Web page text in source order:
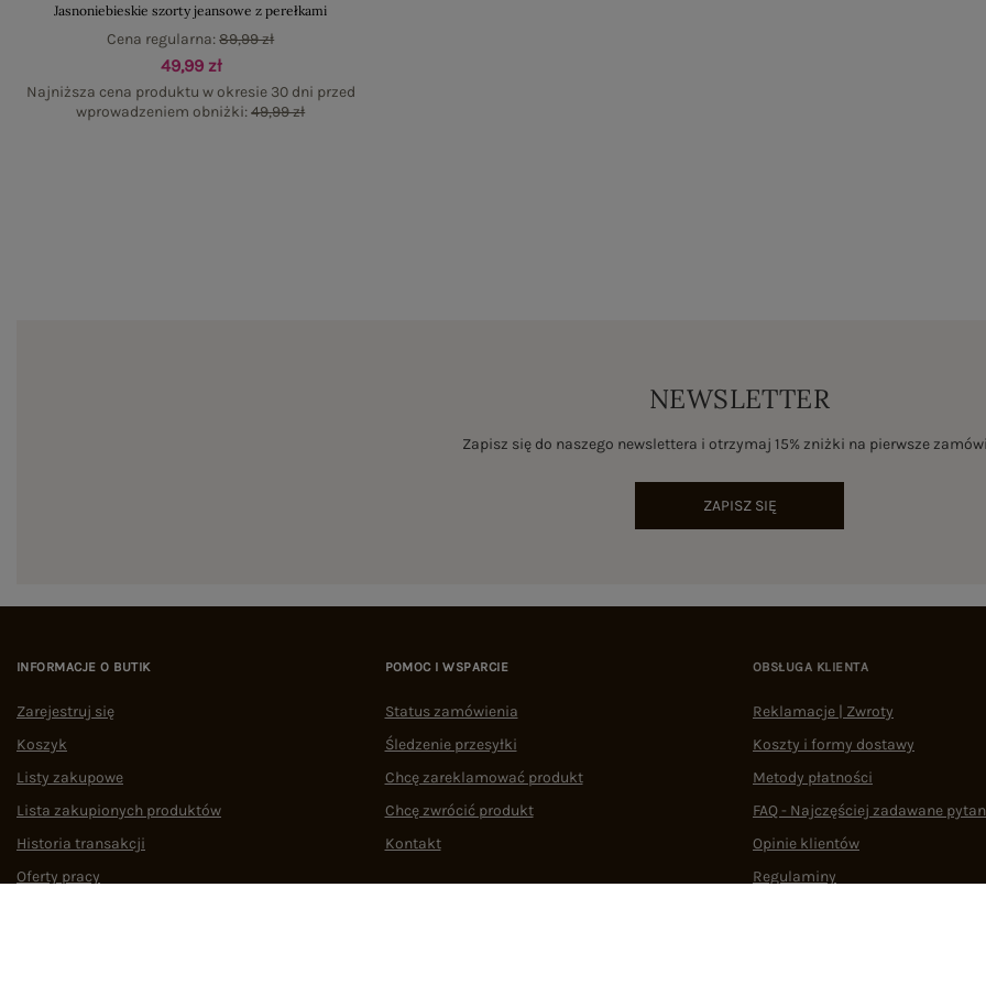
Jasnoniebieskie szorty jeansowe z perełkami
49,99 zł
Najniższa cena produktu w okresie 30 dni przed
wprowadzeniem obniżki:49,99 zł
Cena regularna:89,99 zł
NEWSLETTER
Zapisz się do naszego newslettera i otrzymaj 15% zniżki na pierwsze
ZAPISZ SIĘ
INFORMACJE O BUTIK
Zarejestruj się
Koszyk
Listy zakupowe
Lista zakupionych produktów
Historia transakcji
Oferty pracy
POMOC I WSPARCIE
Status zamówienia
Śledzenie przesyłki
Chcę zareklamować produkt
Chcę zwrócić produkt
Kontakt
OBSŁUGA KLIENTA
Reklamacje | Zwroty
Koszty i formy dostawy
Metody płatności
FAQ - Najczęściej zadawane
Opinie klientów
Regulaminy